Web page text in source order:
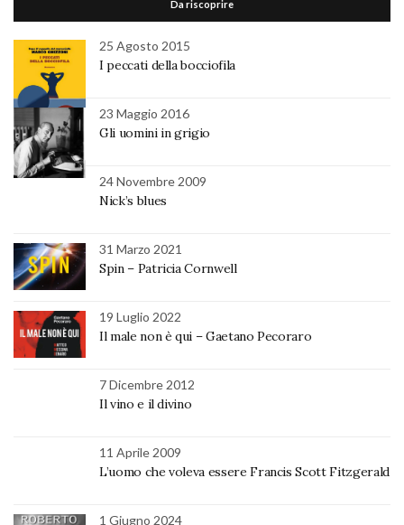
Da riscoprire
25 Agosto 2015
I peccati della bocciofila
23 Maggio 2016
Gli uomini in grigio
24 Novembre 2009
Nick’s blues
31 Marzo 2021
Spin – Patricia Cornwell
19 Luglio 2022
Il male non è qui – Gaetano Pecoraro
7 Dicembre 2012
Il vino e il divino
11 Aprile 2009
L’uomo che voleva essere Francis Scott Fitzgerald
1 Giugno 2024